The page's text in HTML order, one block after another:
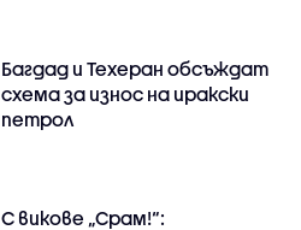
Багдад и Техеран обсъждат
схема за износ на иракски
петрол
С викове „Срам!“: